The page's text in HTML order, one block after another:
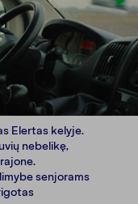
Elertas kelyje.
nebelikę,
senjorams